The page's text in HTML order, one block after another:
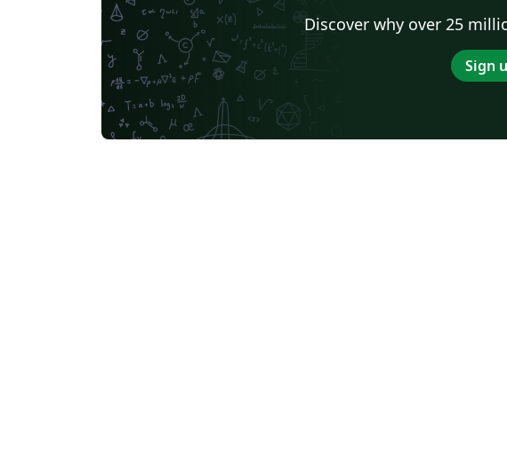
Discover why over 25
Sign